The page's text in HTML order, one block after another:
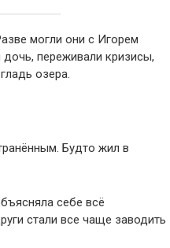
могли они с Игорем
переживали кризисы,
озера.
Будто жил в
себе всё
стали все чаще заводить